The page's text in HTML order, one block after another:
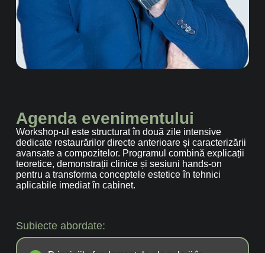
Agenda evenimentului
Workshop-ul este structurat în două zile intensive
dedicate restaurărilor directe anterioare și caracterizării
avansate a compozitelor. Programul combină explicații
teoretice, demonstrații clinice și sesiuni hands-on
pentru a transforma conceptele estetice în tehnici
aplicabile imediat în cabinet.
Subiecte abordate: